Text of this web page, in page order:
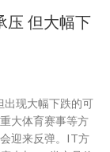
压 但大幅下
出现大幅下跌的可
大体育赛事等方
迎来反弹。IT方